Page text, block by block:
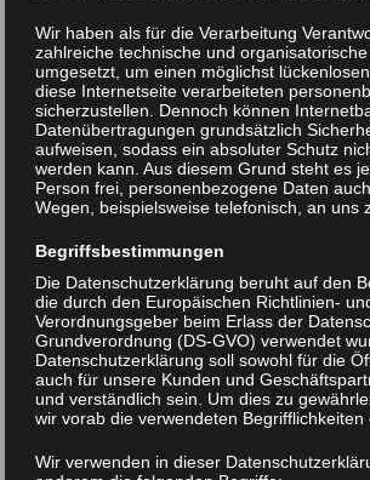
UNCATEGORIZED / 8. JUNI 2023
SF2023
SF2023
READ MORE
UNCATEGORIZED / 21. APRIL 2023
Baugrube
Baugrube
Wir haben als für die Verarbeitung
zahlreiche technische und
umgesetzt, um einen möglichst
diese Internetseite verarbeiteten
sicherzustellen. Dennoch können
Datenübertragungen grundsätzlich
aufweisen, sodass ein absoluter Schutz
werden kann. Aus diesem Grund steht es
Person frei, personenbezogene Daten
Wegen, beispielsweise telefonisch, an uns
Begriffsbestimmungen
Die Datenschutzerklärung beruht auf den
die durch den Europäischen Richtlinien-
Verordnungsgeber beim Erlass der
Grundverordnung (DS-GVO) verwendet
Datenschutzerklärung soll sowohl für die
auch für unsere Kunden und
und verständlich sein. Um dies zu
wir vorab die verwendeten Begrifflichkeiten
Wir verwenden in dieser